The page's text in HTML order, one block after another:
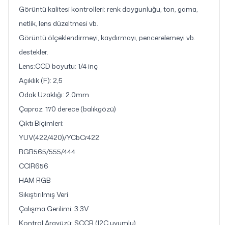
Görüntü kalitesi kontrolleri: renk doygunluğu, ton, gama,
netlik, lens düzeltmesi vb.
Görüntü ölçeklendirmeyi, kaydırmayı, pencerelemeyi vb.
destekler.
Lens:CCD boyutu: 1/4 inç
Açıklık (F): 2,5
Odak Uzaklığı: 2.0mm
Çapraz: 170 derece (balıkgözü)
Çıktı Biçimleri:
YUV(422/420)/YCbCr422
RGB565/555/444
CCIR656
HAM RGB
Sıkıştırılmış Veri
Çalışma Gerilimi: 3.3V
Kontrol Arayüzü: SCCB (I2C uyumlu)